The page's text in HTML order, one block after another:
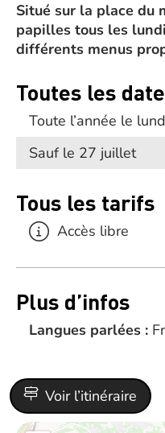
Situé sur la place du
papilles tous les
différents menus
Toutes les
Toute l’année le
Sauf le 27 juillet
Tous les tarifs
Accès libre
Plus d’infos
Langues parlées :
Voir l’itinéraire